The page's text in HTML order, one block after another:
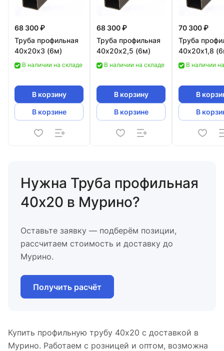
68 300 ₽
Труба профильная
40х20х3 (6м)
В наличии на складе
В корзину
В корзине
68 300 ₽
Труба профильная
40х20х2,5 (6м)
В наличии на складе
В корзину
В корзине
70 300 ₽
Труба
40х20х1,8
В наличии
В
В
Нужна Труба профильная
40х20 в Мурино?
Оставьте заявку — подберём позиции,
рассчитаем стоимость и доставку до
Мурино.
Получить расчёт
Купить профильную трубу 40х20 с доставкой в
Мурино. Работаем с розницей и оптом, возможна